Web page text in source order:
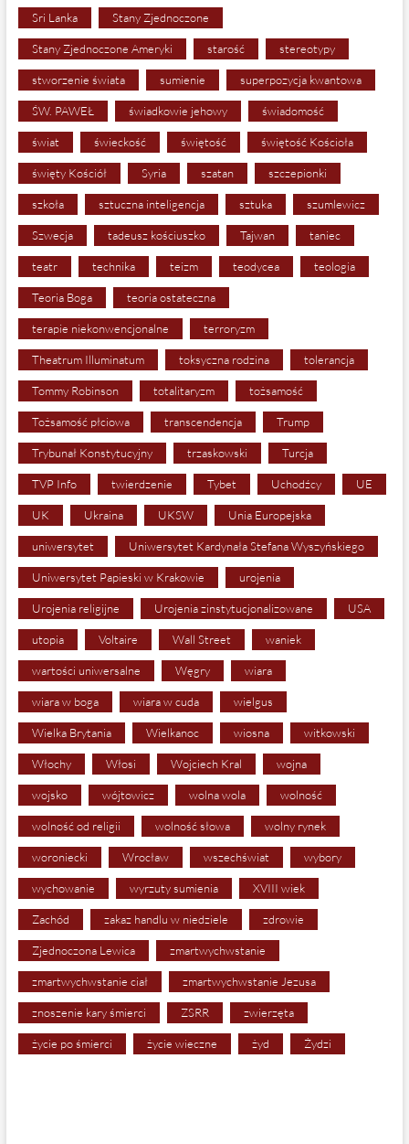
Sri Lanka Stany Zjednoczone
Stany Zjednoczone Ameryki starość stereotypy
stworzenie świata sumienie superpozycja kwantowa
ŚW. PAWEŁ świadkowie jehowy świadomość
świat świeckość świętość świętość Kościoła
święty Kościół Syria szatan szczepionki
szkoła sztuczna inteligencja sztuka szumlewicz
Szwecja tadeusz kościuszko Tajwan taniec
teatr technika teizm teodycea teologia
Teoria Boga teoria ostateczna
terapie niekonwencjonalne terroryzm
Theatrum Illuminatum toksyczna rodzina tolerancja
Tommy Robinson totalitaryzm tożsamość
Tożsamość płciowa transcendencja Trump
Trybunał Konstytucyjny trzaskowski Turcja
TVP Info twierdzenie Tybet Uchodźcy UE
UK Ukraina UKSW Unia Europejska
uniwersytet Uniwersytet Kardynała Stefana Wyszyńskiego
Uniwersytet Papieski w Krakowie urojenia
Urojenia religijne Urojenia zinstytucjonalizowane USA
utopia Voltaire Wall Street waniek
wartości uniwersalne Węgry wiara
wiara w boga wiara w cuda wielgus
Wielka Brytania Wielkanoc wiosna witkowski
Włochy Włosi Wojciech Kral wojna
wojsko wójtowicz wolna wola wolność
wolność od religii wolność słowa wolny rynek
woroniecki Wrocław wszechświat wybory
wychowanie wyrzuty sumienia XVIII wiek
Zachód zakaz handlu w niedziele zdrowie
Zjednoczona Lewica zmartwychwstanie
zmartwychwstanie ciał zmartwychwstanie Jezusa
znoszenie kary śmierci ZSRR zwierzęta
życie po śmierci życie wieczne żyd Żydzi